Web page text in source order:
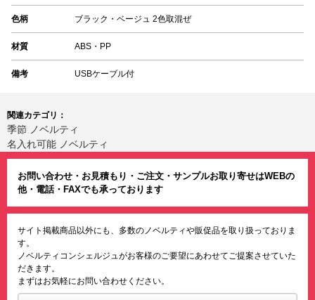
色柄 ブラック・ベージュ 2色取混ぜ
材質 ABS・PP
備考 USBケーブル付
関連カテゴリ：
季節 ノベルティ
名入れ可能 ノベルティ
お問い合わせ・お見積もり・ご注文・サンプルお取り寄せはWEBの
他・電話・FAXでも承っております
サイト掲載商品以外にも、多数のノベルティや販促品を取り扱っておりま
す。
ノベルティコンシェルジュがお客様のご要望にあわせてご提案させていた
だきます。
まずはお気軽にお問い合わせください。